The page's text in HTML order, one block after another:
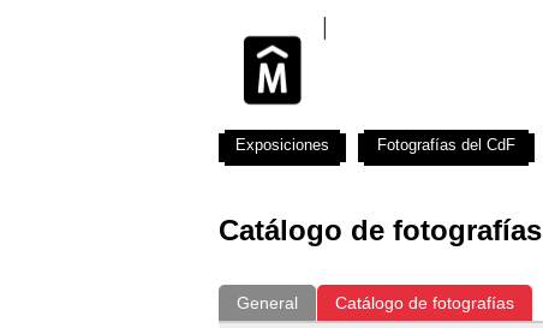
Catálogo de fotografías
General Catálogo de fotografías
Exposiciones Fotografías del CdF